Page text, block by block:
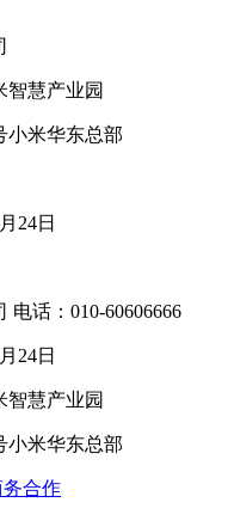
智慧产业园
小米华东总部
24日
话：010-60606666
24日
智慧产业园
小米华东总部
务合作